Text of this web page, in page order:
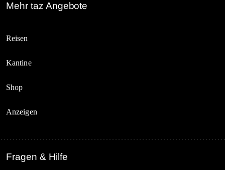
Mehr taz Angebote
Reisen
Kantine
Shop
Anzeigen
Fragen & Hilfe